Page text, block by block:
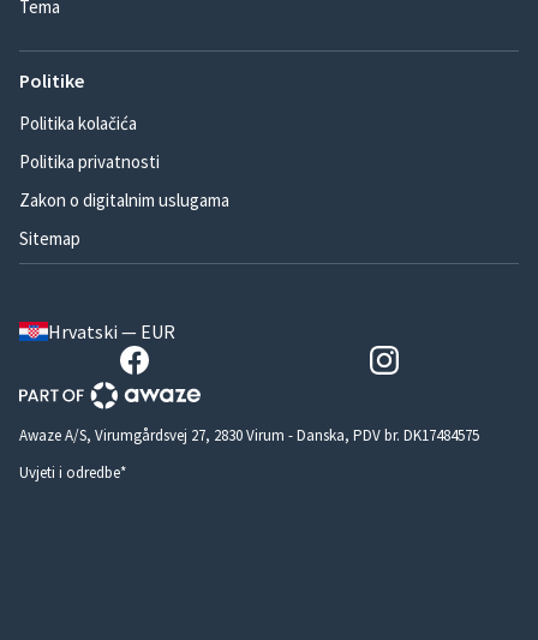
Tema
Politike
Politika kolačića
Politika privatnosti
Zakon o digitalnim uslugama
Sitemap
Hrvatski — EUR
Awaze A/S, Virumgårdsvej 27, 2830 Virum - Danska, PDV br. DK17484575
Uvjeti i odredbe*